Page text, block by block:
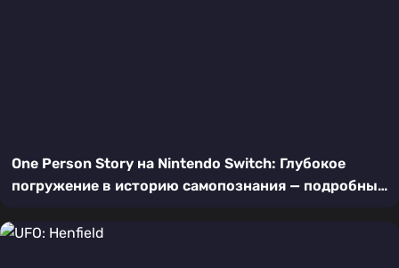
One Person Story на Nintendo Switch: Глубокое
погружение в историю самопознания — подробный